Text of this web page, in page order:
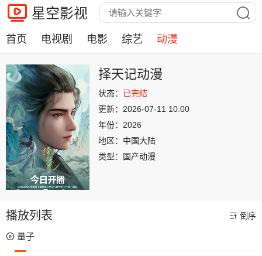
星空影视
首页 电视剧 电影 综艺 动漫
择天记动漫
状态： 已完结
更新： 2026-07-11 10:00
年份： 2026
地区： 中国大陆
类型：
国产动漫
播放列表 倒序
量子